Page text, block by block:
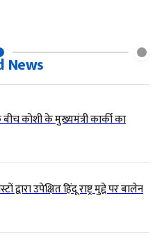
News
कोशी के मुख्यमंत्री कार्की का
द्वारा उपेक्षित हिंदू राष्ट्र मुद्दे पर बालेन